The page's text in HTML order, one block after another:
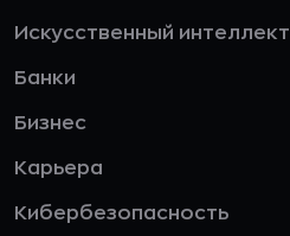
Искусственный интеллект
Банки
Бизнес
Карьера
Кибербезопасность